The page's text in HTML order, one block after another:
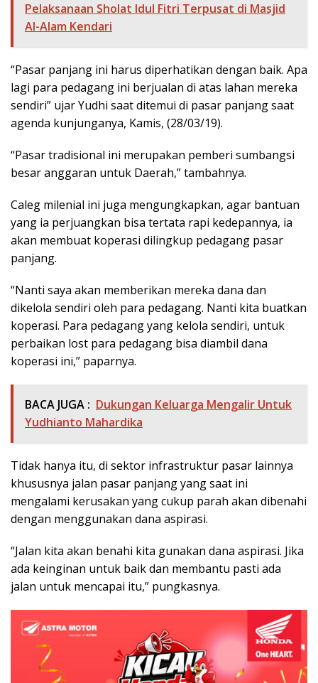
Pelaksanaan Sholat Idul Fitri Terpusat di Masjid
Al-Alam Kendari
“Pasar panjang ini harus diperhatikan dengan baik. Apa
lagi para pedagang ini berjualan di atas lahan mereka
sendiri” ujar Yudhi saat ditemui di pasar panjang saat
agenda kunjunganya, Kamis, (28/03/19).
“Pasar tradisional ini merupakan pemberi sumbangsi
besar anggaran untuk Daerah,” tambahnya.
Caleg milenial ini juga mengungkapkan, agar bantuan
yang ia perjuangkan bisa tertata rapi kedepannya, ia
akan membuat koperasi dilingkup pedagang pasar
panjang.
“Nanti saya akan memberikan mereka dana dan
dikelola sendiri oleh para pedagang. Nanti kita buatkan
koperasi. Para pedagang yang kelola sendiri, untuk
perbaikan lost para pedagang bisa diambil dana
koperasi ini,” paparnya.
BACA JUGA : Dukungan Keluarga Mengalir Untuk
Yudhianto Mahardika
Tidak hanya itu, di sektor infrastruktur pasar lainnya
khususnya jalan pasar panjang yang saat ini
mengalami kerusakan yang cukup parah akan dibenahi
dengan menggunakan dana aspirasi.
“Jalan kita akan benahi kita gunakan dana aspirasi. Jika
ada keinginan untuk baik dan membantu pasti ada
jalan untuk mencapai itu,” pungkasnya.